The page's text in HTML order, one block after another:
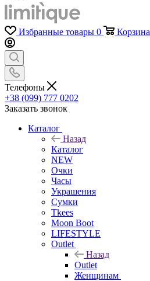
Избранные товары 0 Корзина
Телефоны
+38 (099) 777 0202
Заказать звонок
Каталог
Назад
Каталог
NEW
Очки
Часы
Украшения
Сумки
Tkees
Moon Boot
LIFESTYLE
Outlet
Назад
Outlet
Женщинам